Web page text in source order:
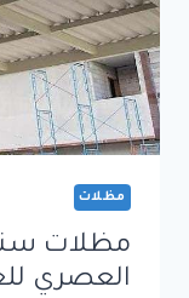
مظلات
مظلات
العصري